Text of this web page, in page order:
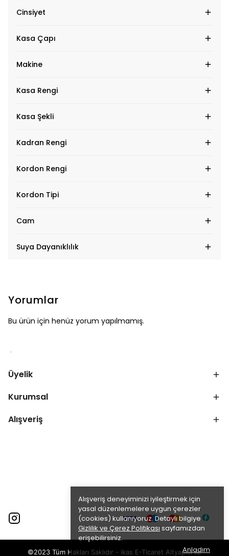
Alışveriş deneyiminizi iyileştirmek için
yasal düzenlemelere uygun çerezler
(cookies) kullanıyoruz. Detaylı bilgiye
Gizlilik ve Çerez Politikası sayfamızdan
erişebilirsiniz.
Anladım
Cinsiyet
Kasa Çapı
Makine
Kasa Rengi
Kasa Şekli
Kadran Rengi
Kordon Rengi
Kordon Tipi
Cam
Suya Dayanıklılık
Yorumlar
Bu ürün için henüz yorum yapılmamış.
Üyelik
Kurumsal
Alışveriş
©2023 Tüm Hakları Saklıdır - ikas E-Ticaret Altyapısı ile